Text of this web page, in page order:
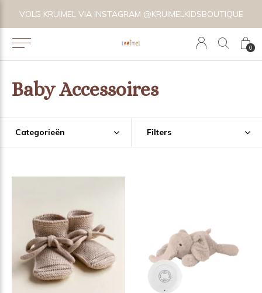
0
VOLG KRUIMEL VIA INSTAGRAM @KRUIMELKIDSBOUTIQUE
Baby Accessoires
Categorieën Filters